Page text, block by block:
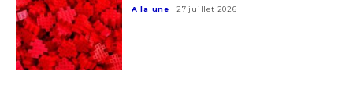
A la une 27 juillet 2026